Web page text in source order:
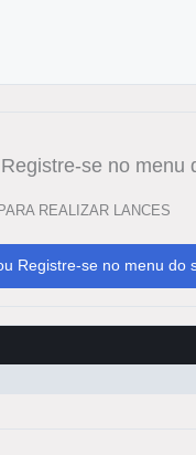
se no menu
REALIZAR LANCES
Registre-se no menu do